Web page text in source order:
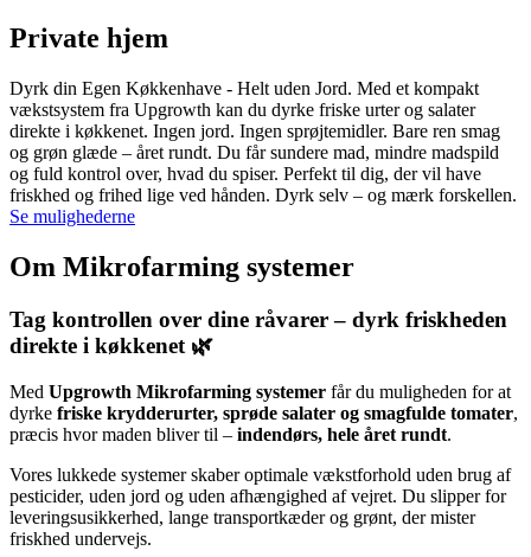
Private hjem
Dyrk din Egen Køkkenhave - Helt uden Jord. Med et kompakt
vækstsystem fra Upgrowth kan du dyrke friske urter og salater
direkte i køkkenet. Ingen jord. Ingen sprøjtemidler. Bare ren smag
og grøn glæde – året rundt. Du får sundere mad, mindre madspild
og fuld kontrol over, hvad du spiser. Perfekt til dig, der vil have
friskhed og frihed lige ved hånden. Dyrk selv – og mærk forskellen.
Se mulighederne
Om Mikrofarming systemer
Tag kontrollen over dine råvarer – dyrk friskheden
direkte i køkkenet 🌿
Med Upgrowth Mikrofarming systemer får du muligheden for at
dyrke friske krydderurter, sprøde salater og smagfulde tomater,
præcis hvor maden bliver til – indendørs, hele året rundt.
Vores lukkede systemer skaber optimale vækstforhold uden brug af
pesticider, uden jord og uden afhængighed af vejret. Du slipper for
leveringsusikkerhed, lange transportkæder og grønt, der mister
friskhed undervejs.